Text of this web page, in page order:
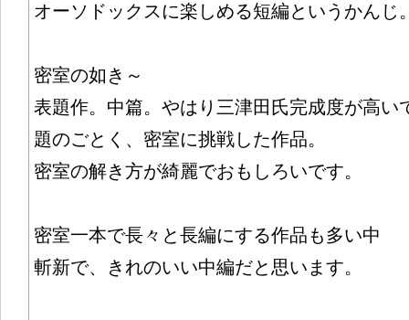
オーソドックスに楽しめる短編というかんじ
密室の如き～
表題作。中篇。やはり三津田氏完成度が高い
題のごとく、密室に挑戦した作品。
密室の解き方が綺麗でおもしろいです。
密室一本で長々と長編にする作品も多い中
斬新で、きれのいい中編だと思います。